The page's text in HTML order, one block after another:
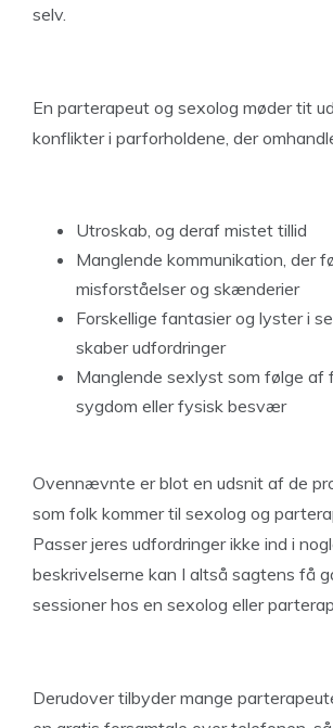
selv.
En parterapeut og sexolog møder tit
konflikter i parforholdene, der
Utroskab, og deraf mistet tillid
Manglende kommunikation, der
misforståelser og skænderier
Forskellige fantasier og lyster i
skaber udfordringer
Manglende sexlyst som følge af
sygdom eller fysisk besvær
Ovennævnte er blot en udsnit af de
som folk kommer til sexolog og
Passer jeres udfordringer ikke ind i
beskrivelserne kan I altså sagtens få
sessioner hos en sexolog eller
Derudover tilbyder mange